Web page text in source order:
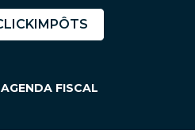
AGENDA FISCAL